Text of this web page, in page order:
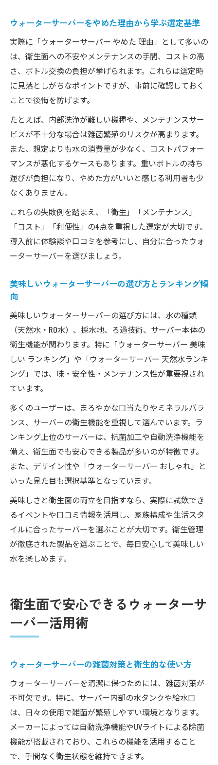
ウォーターサーバーをやめた理由から学ぶ選定基準
実際に「ウォーターサーバー やめた 理由」として多いの
は、衛生面への不安やメンテナンスの手間、コストの高
さ、ボトル交換の負担が挙げられます。これらは選定時
に見落としがちなポイントですが、事前に確認しておく
ことで後悔を防げます。
たとえば、内部洗浄が難しい機種や、メンテナンスサー
ビスが不十分な場合は雑菌繁殖のリスクが高まります。
また、想定よりも水の消費量が少なく、コストパフォー
マンスが悪化するケースもあります。重いボトルの持ち
運びが負担になり、やめた方がいいと感じる利用者も少
なくありません。
これらの失敗例を踏まえ、「衛生」「メンテナンス」
「コスト」「利便性」の4点を重視した選定が大切です。
導入前に体験談や口コミを参考にし、自分に合ったウォ
ーターサーバーを選びましょう。
美味しいウォーターサーバーの選び方とランキング傾
向
美味しいウォーターサーバーの選び方には、水の種類
（天然水・RO水）、採水地、ろ過技術、サーバー本体の
衛生機能が関わります。特に「ウォーターサーバー 美味
しい ランキング」や「ウォーターサーバー 天然水ランキ
ング」では、味・安全性・メンテナンス性が重要視され
ています。
多くのユーザーは、まろやかな口当たりやミネラルバラ
ンス、サーバーの衛生機能を重視して選んでいます。ラ
ンキング上位のサーバーは、抗菌加工や自動洗浄機能を
備え、衛生面でも安心できる製品が多いのが特徴です。
また、デザイン性や「ウォーターサーバー おしゃれ」と
いった見た目も選択基準となっています。
美味しさと衛生面の両立を目指すなら、実際に試飲でき
るイベントや口コミ情報を活用し、家族構成や生活スタ
イルに合ったサーバーを選ぶことが大切です。衛生管理
が徹底された製品を選ぶことで、毎日安心して美味しい
水を楽しめます。
衛生面で安心できるウォーターサ
ーバー活用術
ウォーターサーバーの雑菌対策と衛生的な使い方
ウォーターサーバーを清潔に保つためには、雑菌対策が
不可欠です。特に、サーバー内部の水タンクや給水口
は、日々の使用で雑菌が繁殖しやすい環境となります。
メーカーによっては自動洗浄機能やUVライトによる除菌
機能が搭載されており、これらの機能を活用すること
で、手間なく衛生状態を維持できます。